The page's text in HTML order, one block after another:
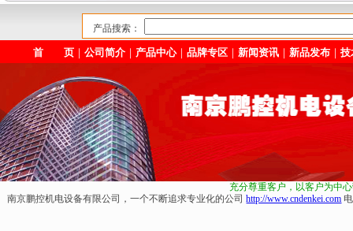
产品搜索：
首 页 ｜公司简介 ｜ 产品中心｜品牌专区 ｜新闻资讯 ｜新品发布 ｜技
充分尊重客户，以客户为中
南京鹏控机电设备有限公司，一个不断追求专业化的公司http://www.cndenkei.com